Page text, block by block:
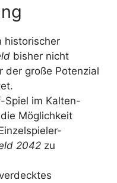
historischer
bisher nicht
der große Potenzial
Spiel im Kalten-
Möglichkeit
2042 zu